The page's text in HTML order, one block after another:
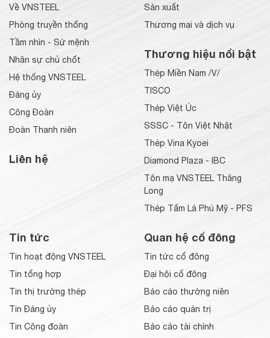
Về VNSTEEL
Phòng truyền thống
Tầm nhìn - Sứ mệnh
Nhân sự chủ chốt
Hệ thống VNSTEEL
Đảng ủy
Công Đoàn
Đoàn Thanh niên
Liên hệ
Sản xuất
Thương mại và dịch vụ
Thương hiệu nổi bật
Thép Miền Nam /V/
TISCO
Thép Việt Úc
SSSC - Tôn Việt Nhật
Thép Vina Kyoei
Diamond Plaza - IBC
Tôn mạ VNSTEEL Thăng
Long
Thép Tấm Lá Phú Mỹ - PFS
Tin tức
Tin hoạt động VNSTEEL
Tin tổng hợp
Tin thị trường thép
Tin Đảng ủy
Tin Công đoàn
Quan hệ cổ đông
Tin tức cổ đông
Đại hội cổ đông
Báo cáo thường niên
Báo cáo quản trị
Báo cáo tài chính